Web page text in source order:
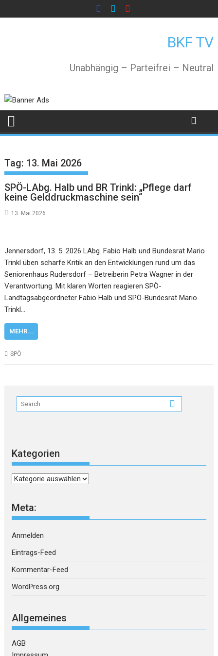
to
BKF TV
Unabhängig – Parteifrei – Neutral
Tag: 13. Mai 2026
SPÖ-LAbg. Halb und BR Trinkl: „Pflege darf
keine Gelddruckmaschine sein“
13. Mai 2026
Jennersdorf, 13. 5. 2026 LAbg. Fabio Halb und Bundesrat Mario
Trinkl üben scharfe Kritik an den Entwicklungen rund um das
Seniorenhaus Rudersdorf – Betreiberin Petra Wagner in der
Verantwortung. Mit klaren Worten reagieren SPÖ-
Landtagsabgeordneter Fabio Halb und SPÖ-Bundesrat Mario
Trinkl…
MEHR...
SPÖ
Kategorien
Kategorien
Meta:
Anmelden
Eintrags-Feed
Kommentar-Feed
WordPress.org
Allgemeines
AGB